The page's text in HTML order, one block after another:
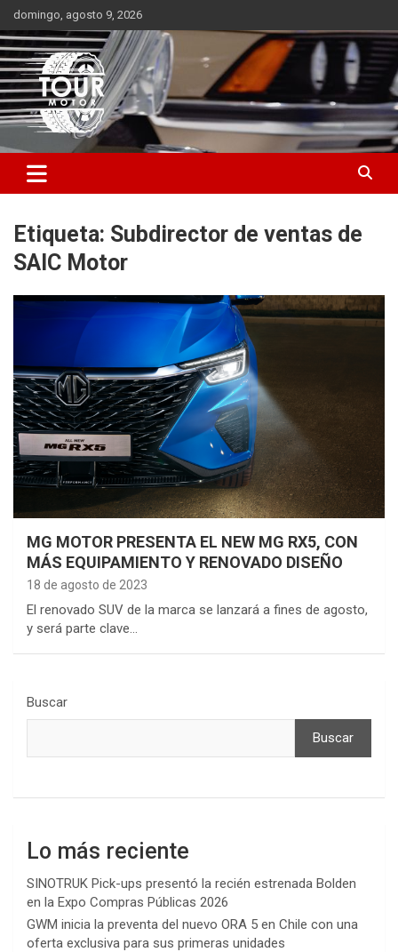
Saltar
al
contenido
domingo, agosto 9, 2026
Tour Motor
Plataforma de contenido audiovisual para el sector automotriz
Etiqueta: Subdirector de ventas de
SAIC Motor
MG MOTOR PRESENTA EL NEW MG RX5, CON
MÁS EQUIPAMIENTO Y RENOVADO DISEÑO
18 de agosto de 2023
El renovado SUV de la marca se lanzará a fines de agosto,
y será parte clave…
Buscar
Buscar
Lo más reciente
SINOTRUK Pick-ups presentó la recién estrenada Bolden
en la Expo Compras Públicas 2026
GWM inicia la preventa del nuevo ORA 5 en Chile con una
oferta exclusiva para sus primeras unidades